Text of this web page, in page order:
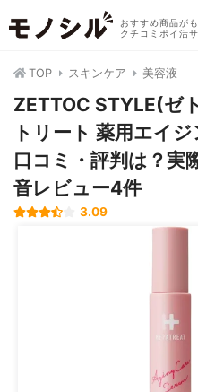
おすすめ商品が
クチコミポイ活
TOP スキンケア 美容液
ZETTOC STYLE(ゼ
トリート 薬用エイ
口コミ・評判は？実
音レビュー4件
3.09